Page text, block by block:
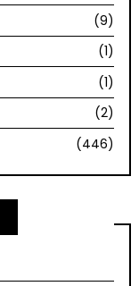
(9)
(1)
(1)
(2)
(446)